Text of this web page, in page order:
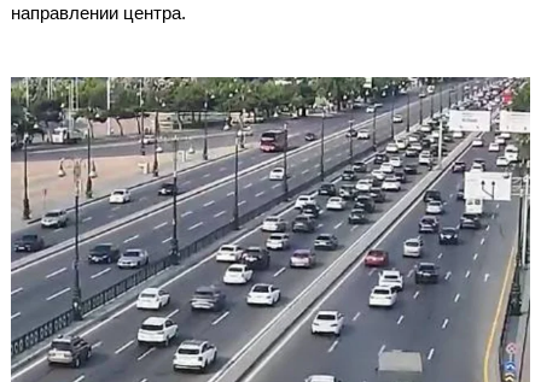
направлении центра.